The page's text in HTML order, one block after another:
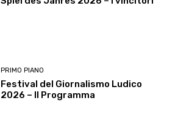
PRIMO PIANO
Festival del Giornalismo Ludico
2026 – Il Programma